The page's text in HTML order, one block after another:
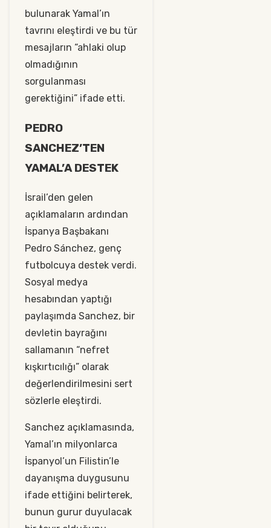
bulunarak Yamal’ın
tavrını eleştirdi ve bu tür
mesajların “ahlaki olup
olmadığının
sorgulanması
gerektiğini” ifade etti.
PEDRO
SANCHEZ’TEN
YAMAL’A DESTEK
İsrail’den gelen
açıklamaların ardından
İspanya Başbakanı
Pedro Sánchez, genç
futbolcuya destek verdi.
Sosyal medya
hesabından yaptığı
paylaşımda Sanchez, bir
devletin bayrağını
sallamanın “nefret
kışkırtıcılığı” olarak
değerlendirilmesini sert
sözlerle eleştirdi.
Sanchez açıklamasında,
Yamal’ın milyonlarca
İspanyol’un Filistin’le
dayanışma duygusunu
ifade ettiğini belirterek,
bunun gurur duyulacak